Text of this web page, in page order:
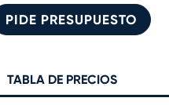
de
trigo
PIDE PRESUPUESTO
TABLA DE PRECIOS